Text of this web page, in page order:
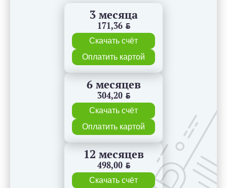
3 месяца
171,36 BYN
Скачать счёт
Оплатить картой
6 месяцев
304,20 BYN
Скачать счёт
Оплатить картой
12 месяцев
498,00 BYN
Скачать счёт